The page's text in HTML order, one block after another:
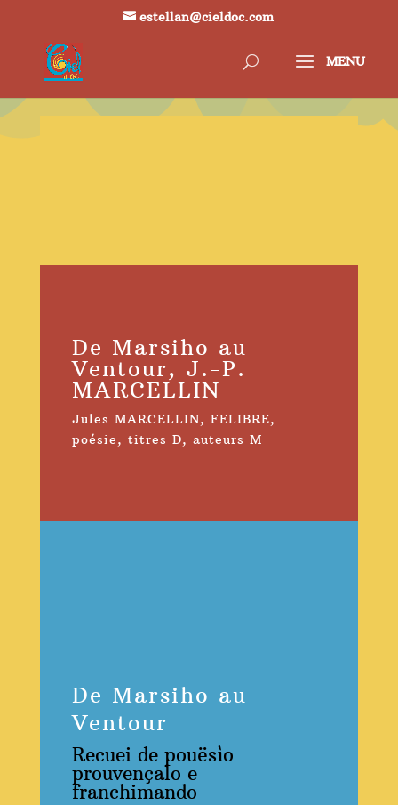
estellan@cieldoc.com
De Marsiho au
Ventour, J.-P.
MARCELLIN
Jules MARCELLIN, FELIBRE,
poésie, titres D, auteurs M
De Marsiho au
Ventour
Recuei de pouësìo
prouvençalo e
franchimando